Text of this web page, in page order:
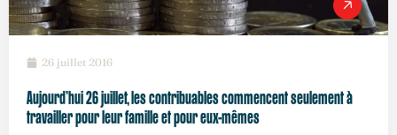
26 juillet 2016
Aujourd’hui 26 juillet, les contribuables commencent seulement à
travailler pour leur famille et pour eux-mêmes